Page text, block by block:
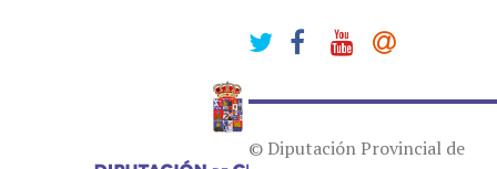
© Diputación Provincial de